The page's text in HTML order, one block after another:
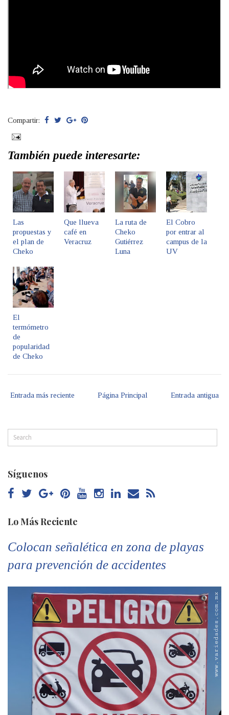
Compartir:
También puede interesarte:
Las
propuestas y
el plan de
Cheko
Que llueva
café en
Veracruz
La ruta de
Cheko
Gutiérrez
Luna
El Cobro
por entrar al
campus de la
UV
El
termómetro
de
popularidad
de Cheko
Entrada más reciente Entrada antigua
Página Principal
Síguenos
Lo Más Reciente
Colocan señalética en zona de playas
para prevención de accidentes